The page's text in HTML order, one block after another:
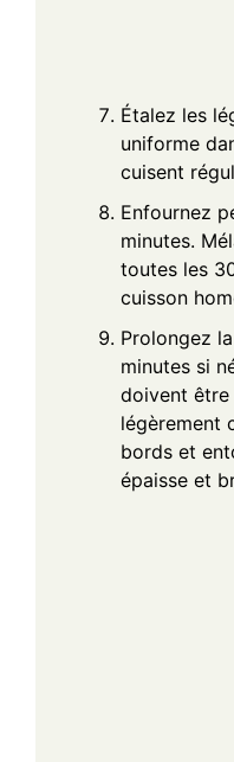
Étalez les
uniforme
cuisent
Enfournez
minutes.
toutes les
cuisson
Prolongez
minutes si
doivent
légèrement
bords et
épaisse et